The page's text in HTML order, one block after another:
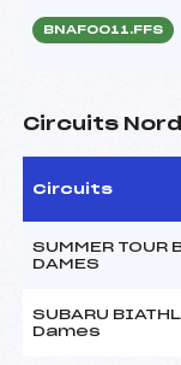
BNAF0011.FFS
Circuits
Circuits
SUMMER TOUR
DAMES
SUBARU
Dames